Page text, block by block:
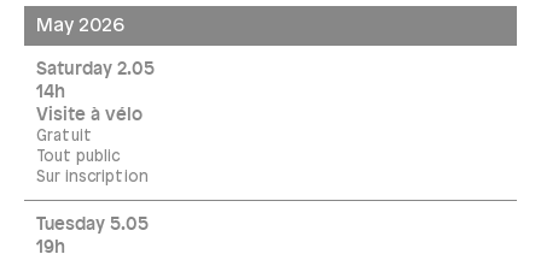
May 2026
Saturday 2.05
14h
Visite à vélo
Gratuit
Tout public
Sur inscription
Tuesday 5.05
19h